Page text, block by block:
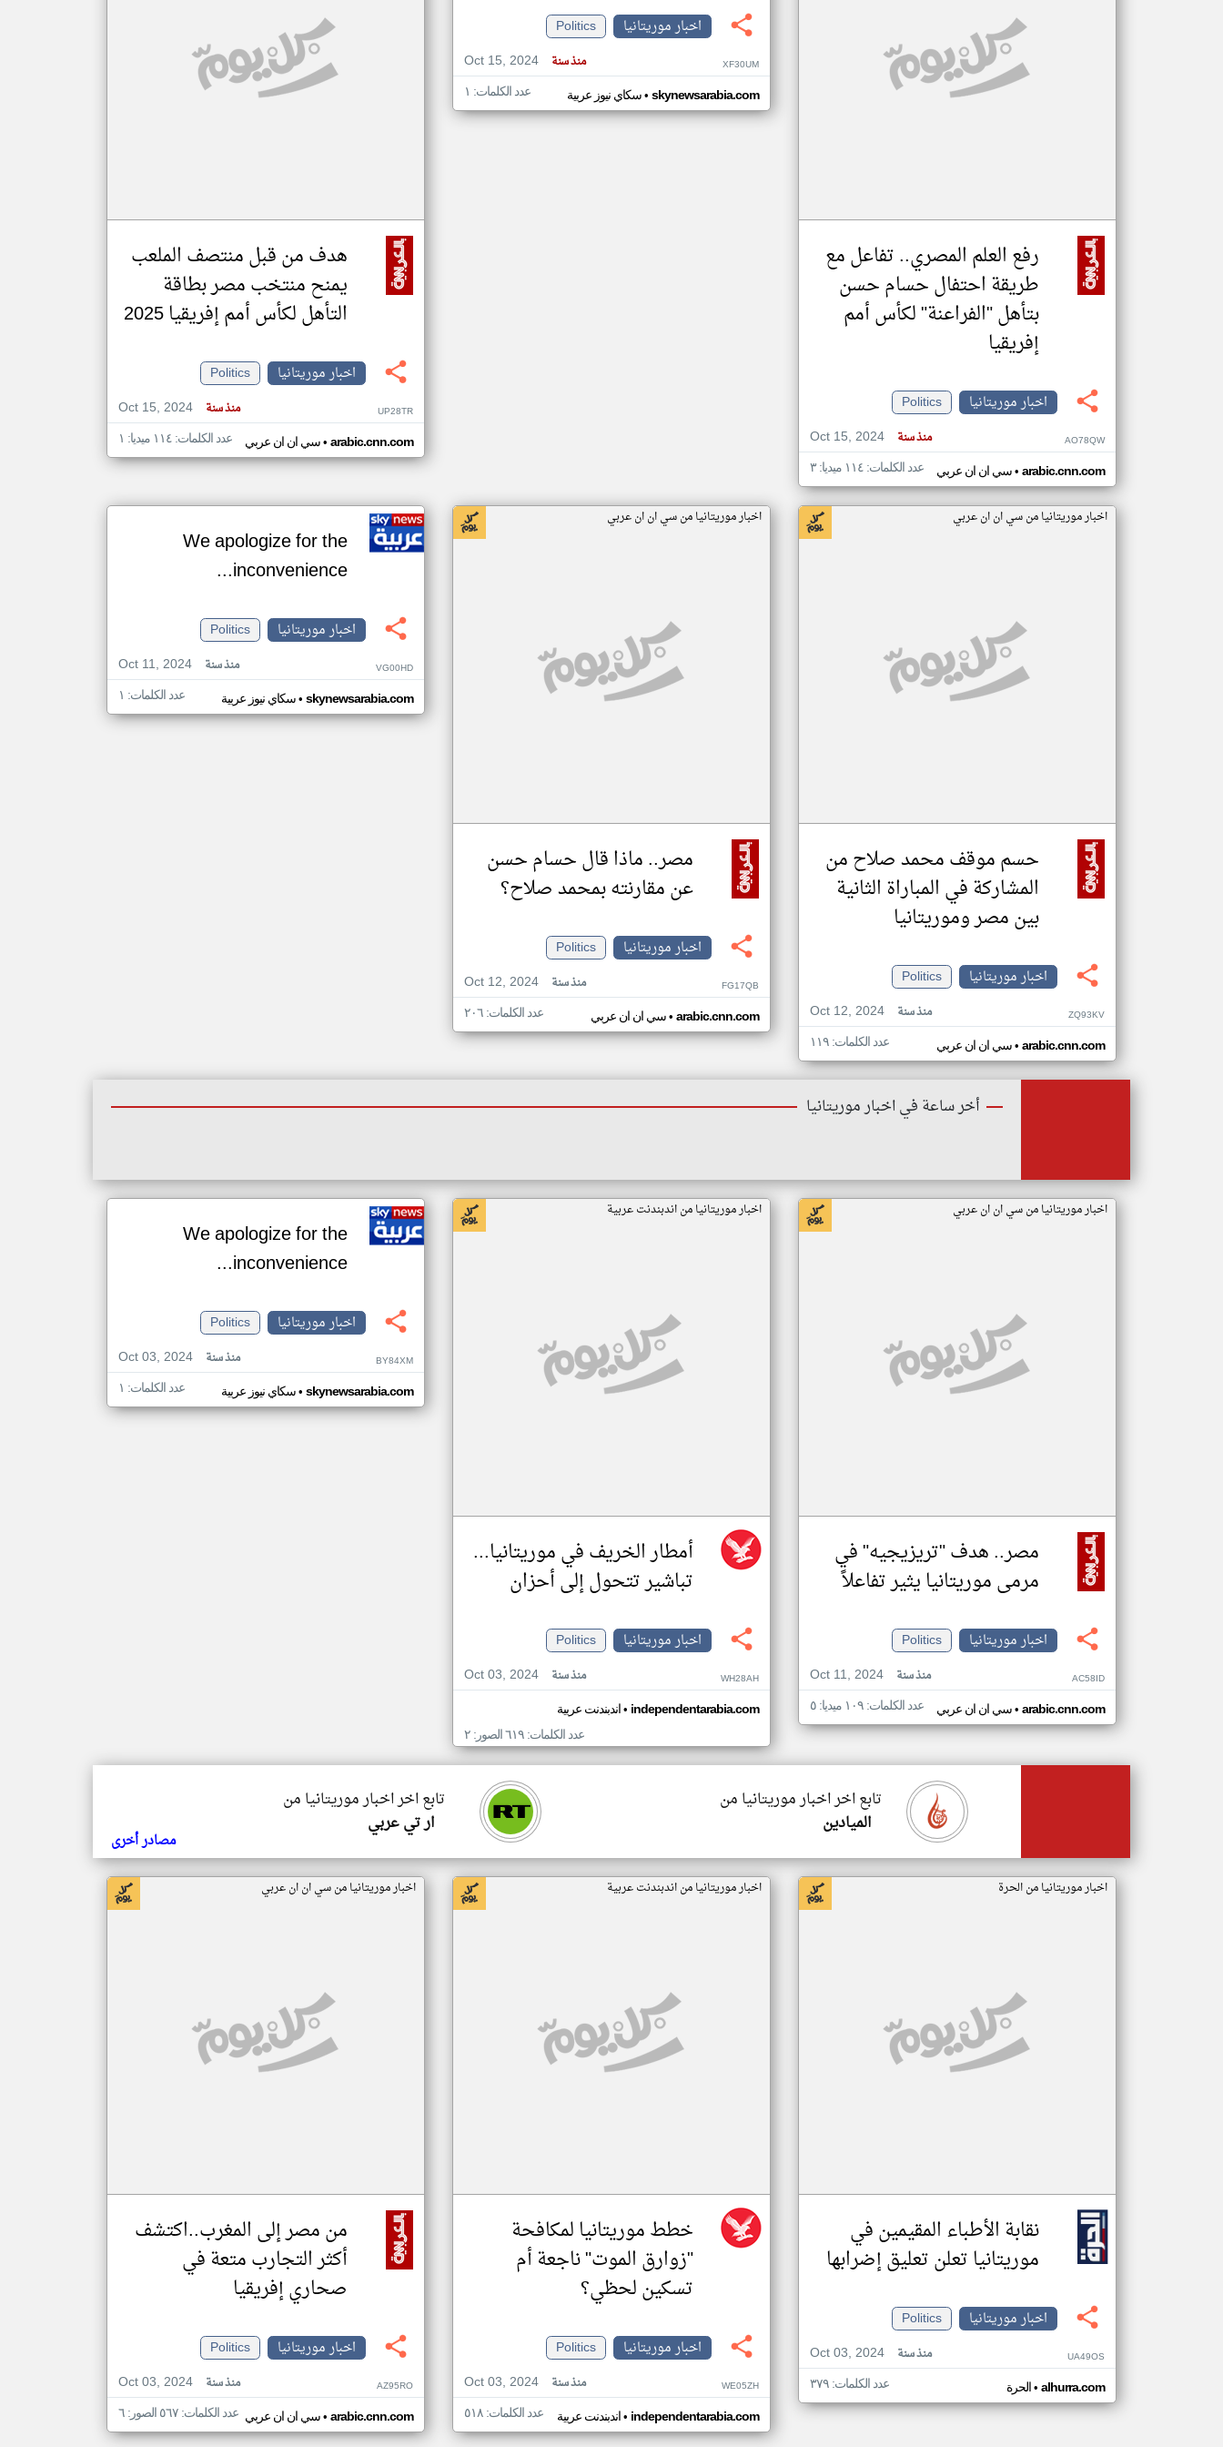
مصادر الأخبار من موريتانيا
رفع العلم المصري.. تفاعل مع
طريقة احتفال حسام حسن
بتأهل "الفراعنة" لكأس أمم
إفريقيا
اخبار موريتانيا
Politics
Oct 15, 2024
منذ سنة AO78QW
سي ان ان عربي• arabic.cnn.com عدد الكلمات: ١١٤ ميديا: ٣
اخبار موريتانيا
Politics
Oct 15, 2024
منذ سنة XF30UM
سكاي نيوز عربية• skynewsarabia.com عدد الكلمات: ١
هدف من قبل منتصف الملعب
يمنح منتخب مصر بطاقة
التأهل لكأس أمم إفريقيا 2025
اخبار موريتانيا
Politics
Oct 15, 2024
منذ سنة UP28TR
سي ان ان عربي• arabic.cnn.com عدد الكلمات: ١١٤ ميديا: ١
اخبار موريتانيا من سي ان ان عربي
حسم موقف محمد صلاح من
المشاركة في المباراة الثانية
بين مصر وموريتانيا
اخبار موريتانيا
Politics
Oct 12, 2024
منذ سنة ZQ93KV
سي ان ان عربي• arabic.cnn.com عدد الكلمات: ١١٩
اخبار موريتانيا من سي ان ان عربي
مصر.. ماذا قال حسام حسن
عن مقارنته بمحمد صلاح؟
اخبار موريتانيا
Politics
Oct 12, 2024
منذ سنة FG17QB
سي ان ان عربي• arabic.cnn.com عدد الكلمات: ٢٠٦
We apologize for the
inconvenience...
اخبار موريتانيا
Politics
Oct 11, 2024
منذ سنة VG00HD
سكاي نيوز عربية• skynewsarabia.com عدد الكلمات: ١
أخر ساعة في اخبار موريتانيا
اخبار موريتانيا من سي ان ان عربي
مصر.. هدف "تريزيجيه" في
مرمى موريتانيا يثير تفاعلاً
اخبار موريتانيا
Politics
Oct 11, 2024
منذ سنة AC58ID
سي ان ان عربي• arabic.cnn.com عدد الكلمات: ١٠٩ ميديا: ٥
اخبار موريتانيا من اندبندنت عربية
أمطار الخريف في موريتانيا...
تباشير تتحول إلى أحزان
اخبار موريتانيا
Politics
Oct 03, 2024
منذ سنة WH28AH
اندبندنت عربية• independentarabia.com
عدد الكلمات: ٦١٩ الصور: ٢
We apologize for the
inconvenience...
اخبار موريتانيا
Politics
Oct 03, 2024
منذ سنة BY84XM
سكاي نيوز عربية• skynewsarabia.com عدد الكلمات: ١
تابع اخر اخبار موريتانيا من
ار تي عربي
تابع اخر اخبار موريتانيا من
الميادين
مصادر أخرى
اخبار موريتانيا من الحرة
نقابة الأطباء المقيمين في
موريتانيا تعلن تعليق إضرابها
اخبار موريتانيا
Politics
Oct 03, 2024
منذ سنة UA49OS
الحرة• alhurra.com عدد الكلمات: ٣٧٩
اخبار موريتانيا من اندبندنت عربية
خطط موريتانيا لمكافحة
"زوارق الموت" ناجعة أم
تسكين لحظي؟
اخبار موريتانيا
Politics
Oct 03, 2024
منذ سنة WE05ZH
اندبندنت عربية• independentarabia.com عدد الكلمات: ٥١٨
اخبار موريتانيا من سي ان ان عربي
من مصر إلى المغرب..اكتشف
أكثر التجارب متعة في
صحاري إفريقيا
اخبار موريتانيا
Politics
Oct 03, 2024
منذ سنة AZ95RO
سي ان ان عربي• arabic.cnn.com عدد الكلمات: ٥٦٧ الصور: ٦